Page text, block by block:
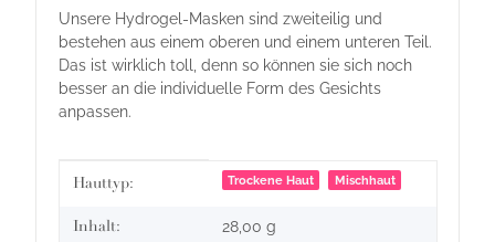
Unsere Hydrogel-Masken sind zweiteilig und
bestehen aus einem oberen und einem unteren Teil.
Das ist wirklich toll, denn so können sie sich noch
besser an die individuelle Form des Gesichts
anpassen.
Produkteigenschaft
Wert
Hauttyp: Trockene Haut Mischhaut
Inhalt: 28,00 g